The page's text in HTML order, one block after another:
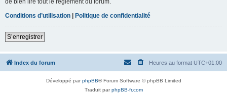
Conditions d’utilisation | Politique de confidentialité
S’enregistrer
Index du forum Heures au format UTC+01:00
Développé parphpBB® Forum Software © phpBB Limited
Traduit parphpBB-fr.com